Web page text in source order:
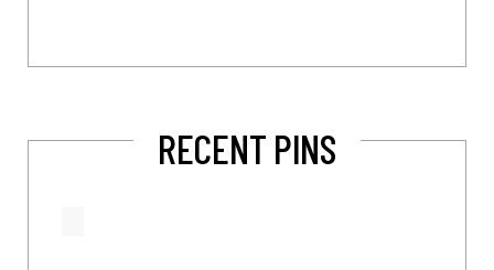
RECENT PINS